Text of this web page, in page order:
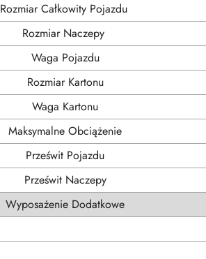
Rozmiar Całkowity Pojazdu
Rozmiar Naczepy
Waga Pojazdu
Rozmiar Kartonu
Waga Kartonu
Maksymalne Obciążenie
Prześwit Pojazdu
Prześwit Naczepy
Wyposażenie Dodatkowe